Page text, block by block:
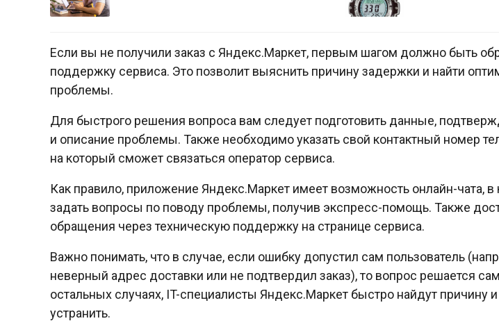
Если вы не получили заказ с Яндекс.Маркет, первым шагом должно быть
поддержку сервиса. Это позволит выяснить причину задержки и найти
проблемы.
Для быстрого решения вопроса вам следует подготовить данные,
и описание проблемы. Также необходимо указать свой контактный номер
на который сможет связаться оператор сервиса.
Как правило, приложение Яндекс.Маркет имеет возможность онлайн-чата,
задать вопросы по поводу проблемы, получив экспресс-помощь. Также
обращения через техническую поддержку на странице сервиса.
Важно понимать, что в случае, если ошибку допустил сам пользователь
неверный адрес доставки или не подтвердил заказ), то вопрос решается
остальных случаях, IT-специалисты Яндекс.Маркет быстро найдут причину
устранить.